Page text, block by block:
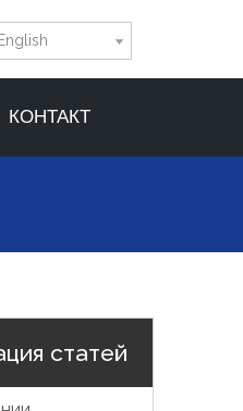
English
КОНТАКТ
статей